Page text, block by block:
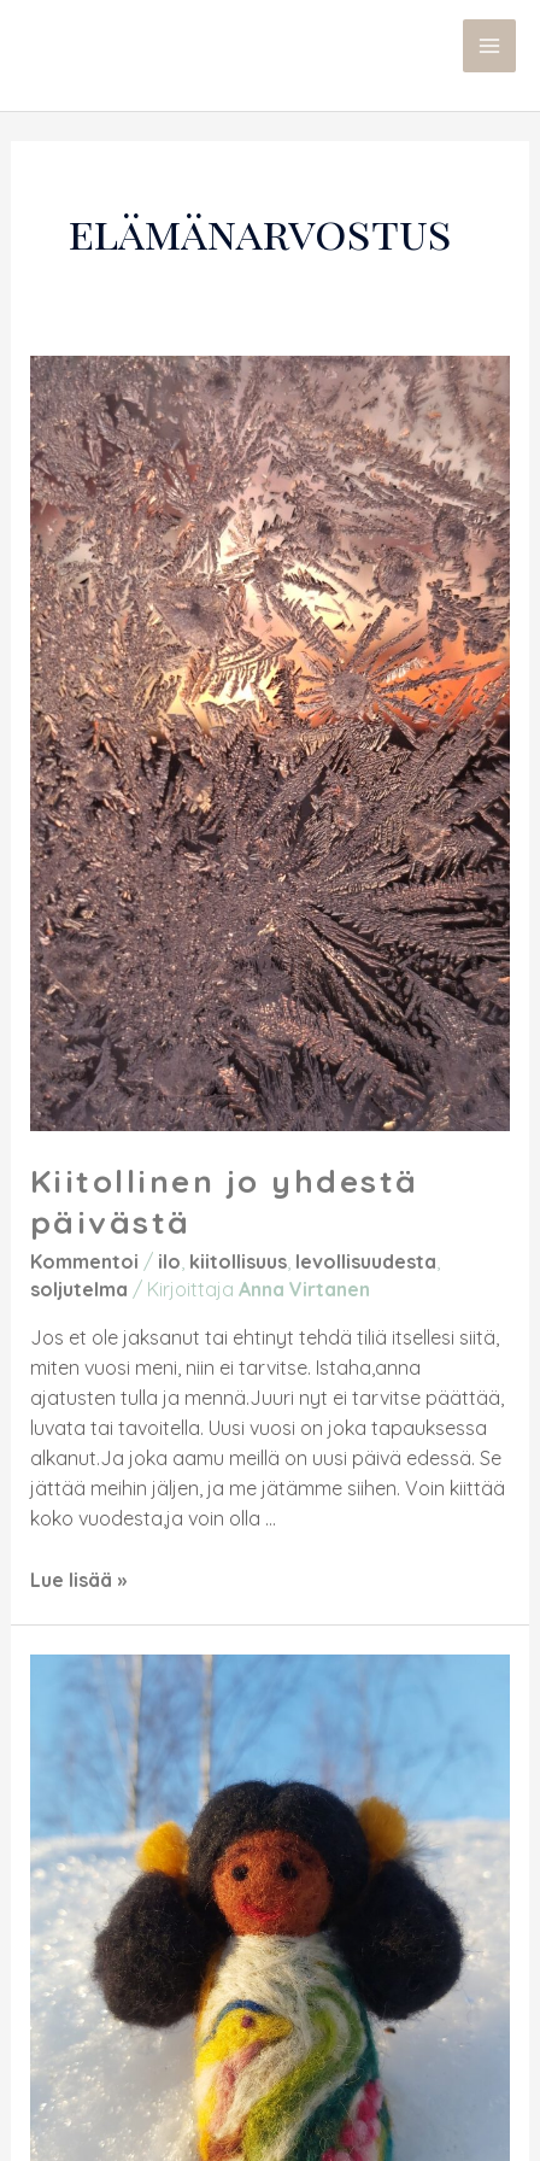
elämänarvostus
Kiitollinen jo yhdestä
päivästä
Kommentoi / ilo, kiitollisuus, levollisuudesta,
soljutelma / Kirjoittaja Anna Virtanen
Jos et ole jaksanut tai ehtinyt tehdä tiliä itsellesi siitä,
miten vuosi meni, niin ei tarvitse. Istaha,anna
ajatusten tulla ja mennä.Juuri nyt ei tarvitse päättää,
luvata tai tavoitella. Uusi vuosi on joka tapauksessa
alkanut.Ja joka aamu meillä on uusi päivä edessä. Se
jättää meihin jäljen, ja me jätämme siihen. Voin kiittää
koko vuodesta,ja voin olla …
Lue lisää »